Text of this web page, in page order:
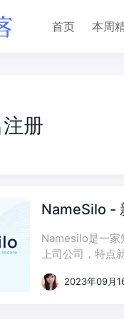
首页 本周
册
NameSilo -
Namesilo是一家
上司公司，特点
2023年09月